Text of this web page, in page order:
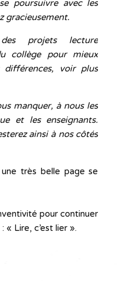
poursuivre avec les
gracieusement.
projets lecture
collège pour mieux
différences, voir plus
manquer, à nous les
et les enseignants.
ainsi à nos côtés
très belle page se
pour continuer
« Lire, c’est lier ».